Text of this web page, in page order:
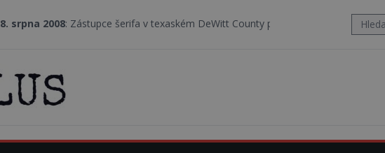
: Zástupce šerifa v texaském DeWitt County pořizuje video, na kterém před jeho